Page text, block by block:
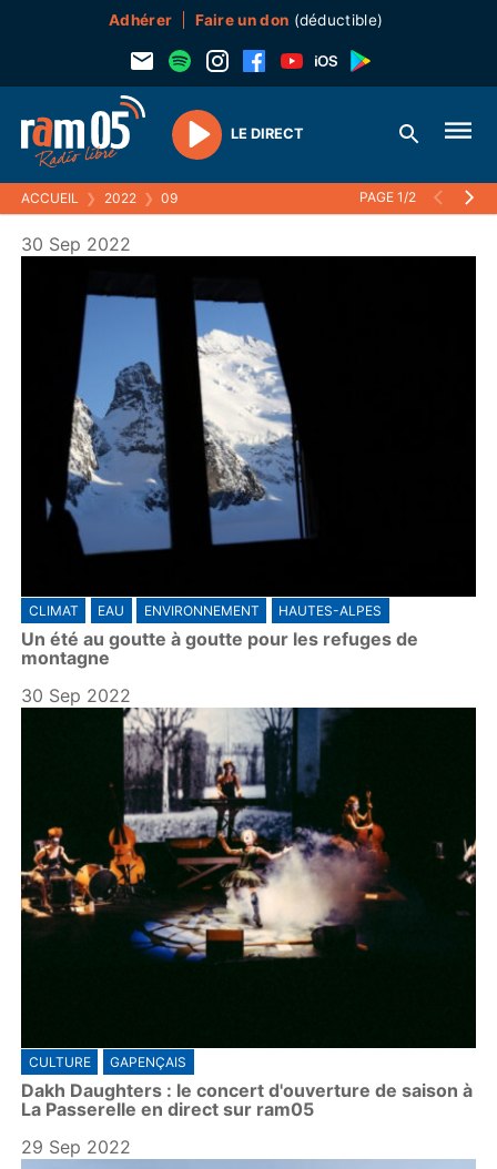
Adhérer Faire un don (déductible)
Play
LE DIRECT
ACCUEIL ❯ 2022 ❯ 09 PAGE 1/2
30 Sep 2022
CLIMAT EAU ENVIRONNEMENT HAUTES-ALPES
Un été au goutte à goutte pour les refuges de
montagne
30 Sep 2022
CULTURE GAPENÇAIS
Dakh Daughters : le concert d'ouverture de saison à
La Passerelle en direct sur ram05
29 Sep 2022